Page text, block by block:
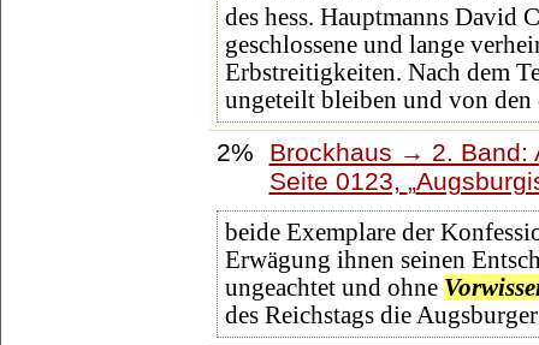
des hess. Hauptmanns David
geschlossene und lange
Erbstreitigkeiten. Nach dem
ungeteilt bleiben und von den
2%
Brockhaus → 2. Band:
Seite 0123,
beide Exemplare der
Erwägung ihnen seinen
ungeachtet und ohne
des Reichstags die